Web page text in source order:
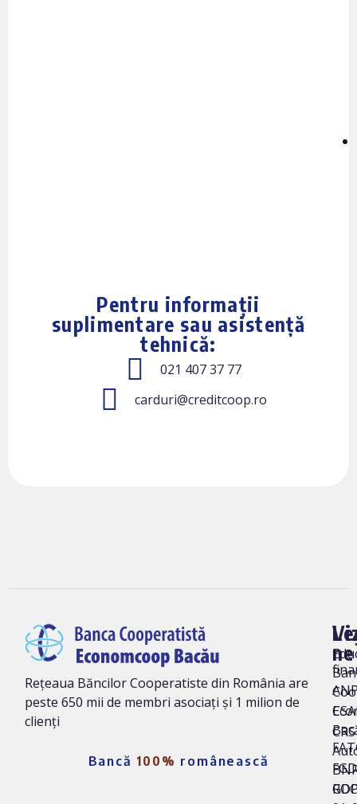
Pentru informații
suplimentare sau asistență
tehnică:
021 407 37 77
carduri@creditcoop.ro
Rețeaua Băncilor Cooperatiste din România are
peste 650 mii de membri asociați și 1 milion de
clienți
Bancă 100% românească
ne